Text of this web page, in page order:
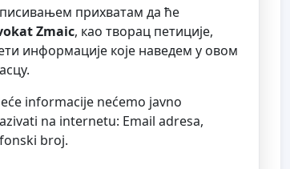
прихватам да ће
Zmaic, као творац петиције,
информације које наведем у овом
informacije nećemo javno
na internetu: Email adresa,
broj.